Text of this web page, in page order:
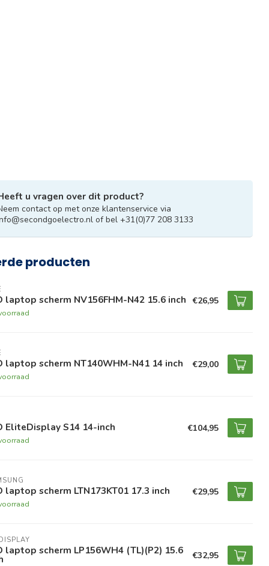
u vragen over dit product?
contact op met onze klantenservice via
of bel +31(0)77 208 3133
producten
laptop scherm NV156FHM-N42 15.6 inch €26,95
laptop scherm NT140WHM-N41 14 inch €29,00
EliteDisplay S14 14-inch €104,95
laptop scherm LTN173KT01 17.3 inch €29,95
laptop scherm LP156WH4 (TL)(P2) 15.6 €32,95